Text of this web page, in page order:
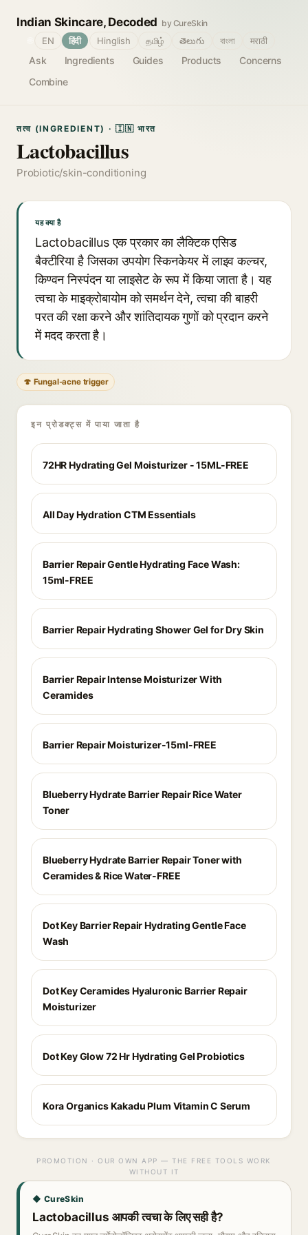
Indian Skincare, Decoded by CureSkin
Ask Ingredients Guides Products
Concerns
Combine
EN हिंदी Hinglish தமிழ் తెలుగు বাংলা मराठी
तत्व (INGREDIENT) · 🇮🇳 भारत
Lactobacillus
Probiotic/skin-conditioning
यह क्या है
Lactobacillus एक प्रकार का लैक्टिक एसिड
बैक्टीरिया है जिसका उपयोग स्किनकेयर में लाइव कल्चर,
किण्वन निस्पंदन या लाइसेट के रूप में किया जाता है। यह
त्वचा के माइक्रोबायोम को समर्थन देने, त्वचा की बाहरी
परत की रक्षा करने और शांतिदायक गुणों को प्रदान करने
में मदद करता है।
🍄 Fungal-acne trigger
इन प्रोडक्ट्स में पाया जाता है
72HR Hydrating Gel Moisturizer - 15ML-FREE
All Day Hydration CTM Essentials
Barrier Repair Gentle Hydrating Face Wash:
15ml-FREE
Barrier Repair Hydrating Shower Gel for Dry Skin
Barrier Repair Intense Moisturizer With
Ceramides
Barrier Repair Moisturizer-15ml-FREE
Blueberry Hydrate Barrier Repair Rice Water
Toner
Blueberry Hydrate Barrier Repair Toner with
Ceramides & Rice Water-FREE
Dot Key Barrier Repair Hydrating Gentle Face
Wash
Dot Key Ceramides Hyaluronic Barrier Repair
Moisturizer
Dot Key Glow 72 Hr Hydrating Gel Probiotics
Kora Organics Kakadu Plum Vitamin C Serum
PROMOTION · OUR OWN APP — THE FREE TOOLS WORK
WITHOUT IT
◆ CureSkin
Lactobacillus आपकी त्वचा के लिए सही है?